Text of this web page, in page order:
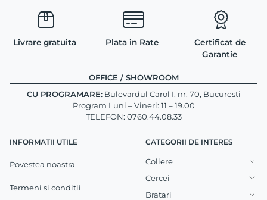
Livrare gratuita Plata in Rate
Certificat de
Garantie
INFORMATII UTILE
Povestea noastra
Termeni si conditii
OFFICE / SHOWROOM
CU PROGRAMARE:Bulevardul Carol I, nr. 70, Bucuresti
Program Luni – Vineri: 11 – 19.00
TELEFON: 0760.44.08.33
CATEGORII DE INTERES
Coliere
Cercei
Bratari